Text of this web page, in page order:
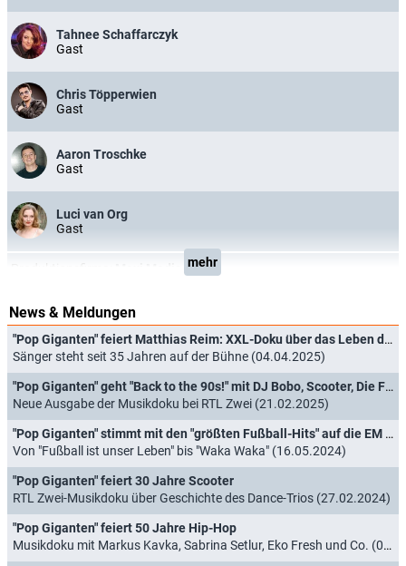
Tahnee Schaffarczyk
Gast
Chris Töpperwien
Gast
Aaron Troschke
Gast
Luci van Org
Gast
Maxi Media GmbH
mehr
News & Meldungen
"Pop Giganten" feiert Matthias Reim: XXL-Doku über das Leben des Schlagerstars
Sänger steht seit 35 Jahren auf der Bühne (04.04.2025)
"Pop Giganten" geht "Back to the 90s!" mit DJ Bobo, Scooter, Die Fantastischen Vier und Co.
Neue Ausgabe der Musikdoku bei RTL Zwei (21.02.2025)
"Pop Giganten" stimmt mit den "größten Fußball-Hits" auf die EM ein
Von "Fußball ist unser Leben" bis "Waka Waka" (16.05.2024)
"Pop Giganten" feiert 30 Jahre Scooter
RTL Zwei-Musikdoku über Geschichte des Dance-Trios (27.02.2024)
"Pop Giganten" feiert 50 Jahre Hip-Hop
Musikdoku mit Markus Kavka, Sabrina Setlur, Eko Fresh und Co. (02.10.2023)